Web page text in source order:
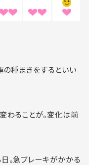
の種まきをするといい
わることが。変化は前
。急ブレーキがかかる